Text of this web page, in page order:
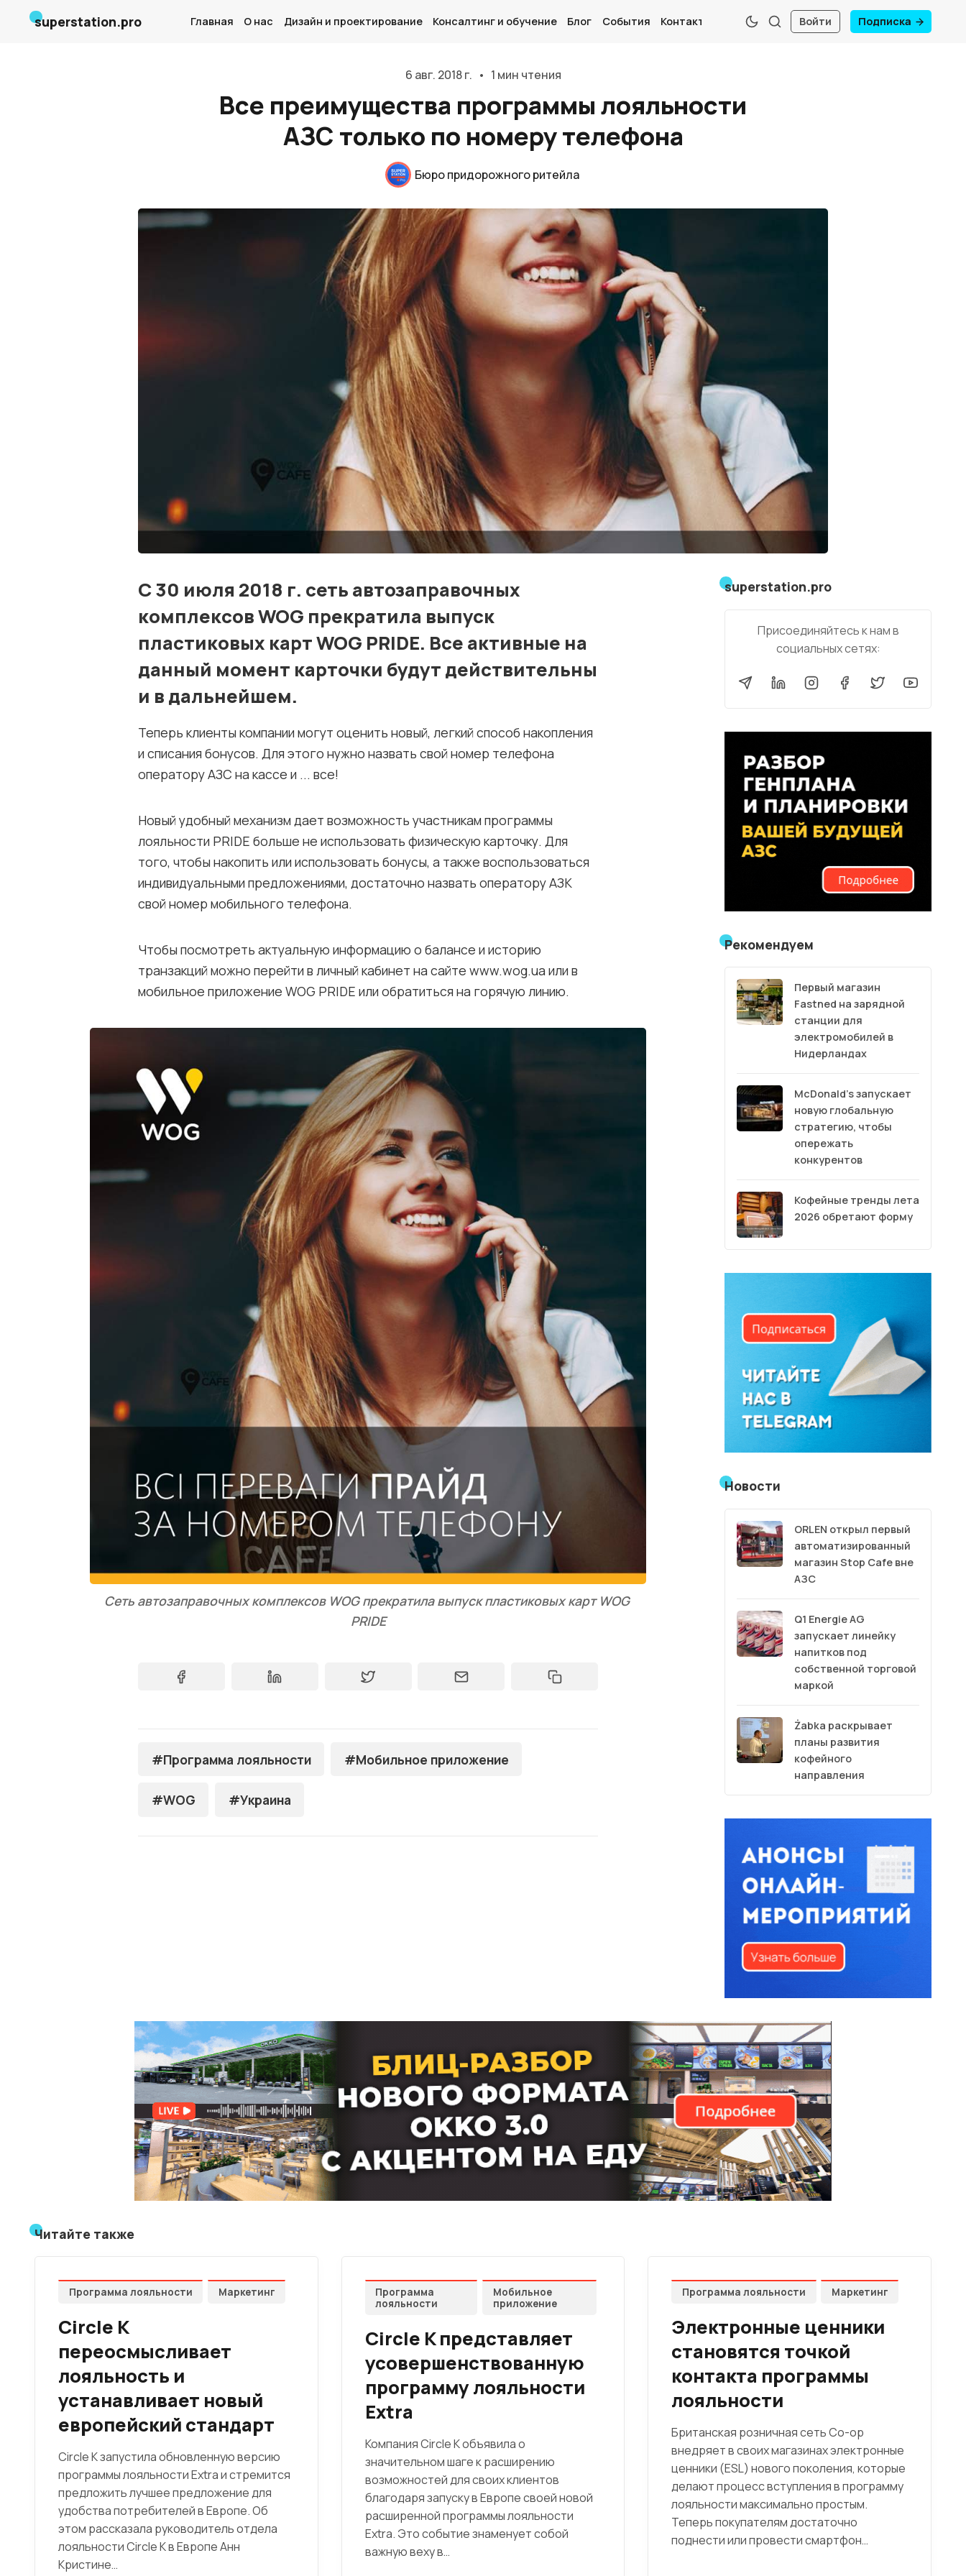
Главная
О нас
Консалтинг и обучение
События
Контакты
Лучшие АЗС мира
Видео
Подписка
Условия использования материалов
Политика конфиденциальности и cookie
superstation.pro Главная О нас Дизайн и проектирование Консалтинг и обучение Блог События Контакты Войти Подписка
6 авг. 2018 г. • 1 мин чтения
Все преимущества программы лояльности
АЗС только по номеру телефона
Бюро придорожного ритейла
С 30 июля 2018 г. сеть автозаправочных
комплексов WOG прекратила выпуск
пластиковых карт WOG PRIDE. Все активные на
данный момент карточки будут действительны
и в дальнейшем.
Теперь клиенты компании могут оценить новый, легкий способ накопления
и списания бонусов. Для этого нужно назвать свой номер телефона
оператору АЗС на кассе и ... все!
Новый удобный механизм дает возможность участникам программы
лояльности PRIDE больше не использовать физическую карточку. Для
того, чтобы накопить или использовать бонусы, а также воспользоваться
индивидуальными предложениями, достаточно назвать оператору АЗК
свой номер мобильного телефона.
Чтобы посмотреть актуальную информацию о балансе и историю
транзакций можно перейти в личный кабинет на сайте www.wog.ua или в
мобильное приложение WOG PRIDE или обратиться на горячую линию.
Сеть автозаправочных комплексов WOG прекратила выпуск пластиковых карт WOG
PRIDE
#Программа лояльности #Мобильное приложение
#WOG #Украина
superstation.pro
Присоединяйтесь к нам в
социальных сетях:
Рекомендуем
Первый магазин
Fastned на зарядной
станции для
электромобилей в
Нидерландах
McDonald’s запускает
новую глобальную
стратегию, чтобы
опережать
конкурентов
Кофейные тренды лета
2026 обретают форму
Новости
ORLEN открыл первый
автоматизированный
магазин Stop Cafe вне
АЗС
Q1 Energie AG
запускает линейку
напитков под
собственной торговой
маркой
Żabka раскрывает
планы развития
кофейного
направления
Читайте также
Программа лояльности Маркетинг
Circle K
переосмысливает
лояльность и
устанавливает новый
европейский стандарт
Circle K запустила обновленную версию
программы лояльности Extra и стремится
предложить лучшее предложение для
удобства потребителей в Европе. Об
этом рассказала руководитель отдела
лояльности Circle K в Европе Анн
Кристине…
Программа
лояльности
Мобильное
приложение
Circle K представляет
усовершенствованную
программу лояльности
Extra
Компания Circle K объявила о
значительном шаге к расширению
возможностей для своих клиентов
благодаря запуску в Европе своей новой
расширенной программы лояльности
Extra. Это событие знаменует собой
важную веху в…
Программа лояльности Маркетинг
Электронные ценники
становятся точкой
контакта программы
лояльности
Британская розничная сеть Co-op
внедряет в своих магазинах электронные
ценники (ESL) нового поколения, которые
делают процесс вступления в программу
лояльности максимально простым.
Теперь покупателям достаточно
поднести или провести смартфон…